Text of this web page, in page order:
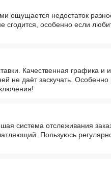
ощущается недостаток
особенно если
Качественная графика и
не даёт заскучать.
система отслеживания
Пользуюсь